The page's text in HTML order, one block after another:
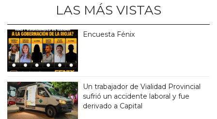
LAS MÁS VISTAS
Encuesta Fénix
Un trabajador de Vialidad Provincial
sufrió un accidente laboral y fue
derivado a Capital